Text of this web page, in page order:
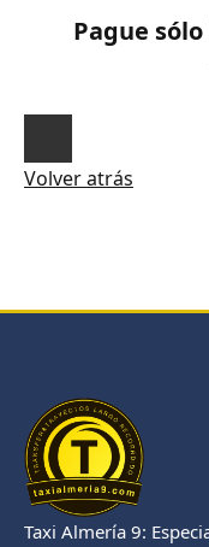
Pague
Volver atrás
Taxi Almería 9: